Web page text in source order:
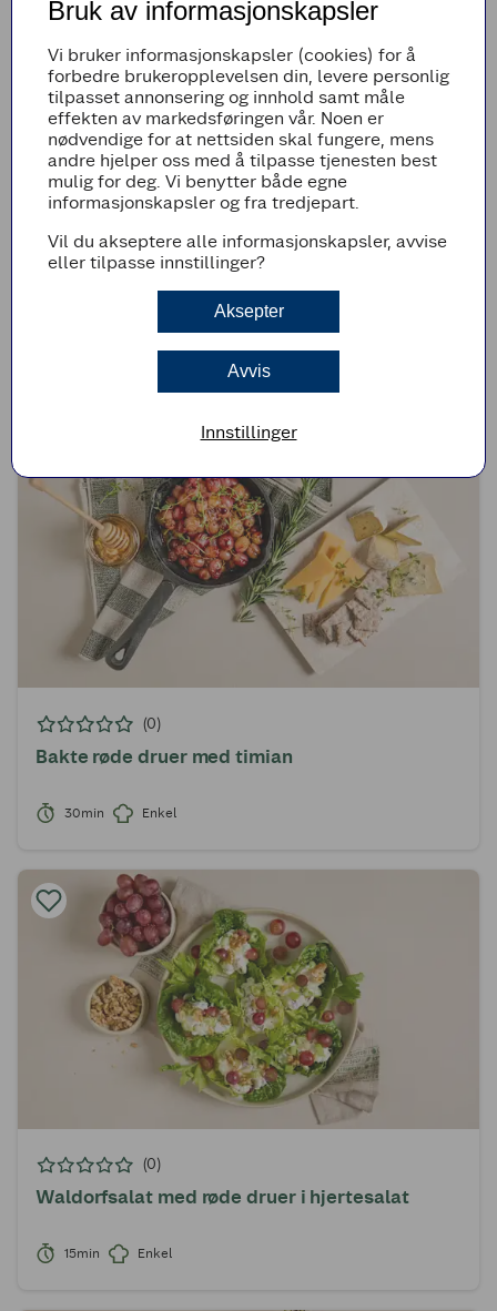
Frosne druer med gelépulver
(0)
Bakte røde druer med timian
30min Enkel
(0)
Waldorfsalat med røde druer i hjertesalat
15min Enkel
Bruk av informasjonskapsler
Vi bruker informasjonskapsler (cookies) for å
forbedre brukeropplevelsen din, levere personlig
tilpasset annonsering og innhold samt måle
effekten av markedsføringen vår. Noen er
nødvendige for at nettsiden skal fungere, mens
andre hjelper oss med å tilpasse tjenesten best
mulig for deg. Vi benytter både egne
informasjonskapsler og fra tredjepart.
Vil du akseptere alle informasjonskapsler, avvise
eller tilpasse innstillinger?
Aksepter
Avvis
Innstillinger